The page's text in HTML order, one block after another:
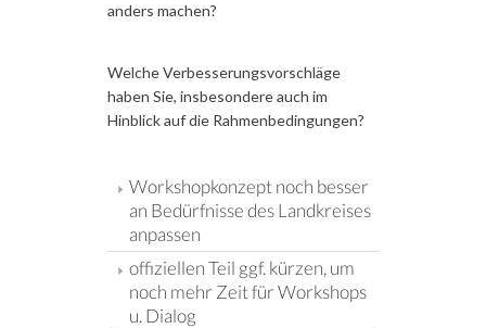
anders machen?
Welche Verbesserungsvorschläge
haben Sie, insbesondere auch im
Hinblick auf die Rahmenbedingungen?
Workshopkonzept noch besser
an Bedürfnisse des Landkreises
anpassen
offiziellen Teil ggf. kürzen, um
noch mehr Zeit für Workshops
u. Dialog